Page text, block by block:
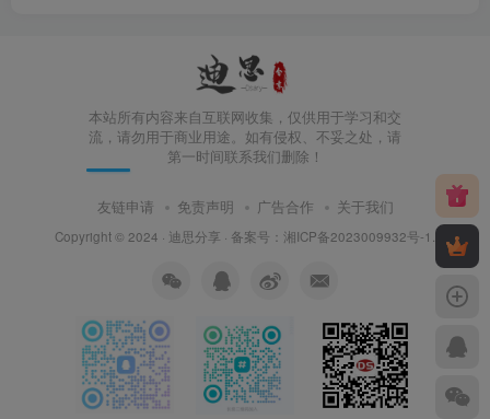
本站所有内容来自互联网收集，仅供用于学习和交
流，请勿用于商业用途。如有侵权、不妥之处，请
第一时间联系我们删除！
友链申请 免责声明 广告合作 关于我们
Copyright © 2024 · 迪思分享 · 备案号： 湘ICP备2023009932号-1 .